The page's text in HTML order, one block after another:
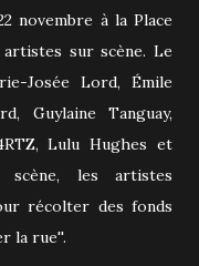
novembre à la Place
sur scène. Le
Josée Lord, Émile
Guylaine Tanguay,
Lulu Hughes et
scène, les artistes
récolter des fonds
la rue''.